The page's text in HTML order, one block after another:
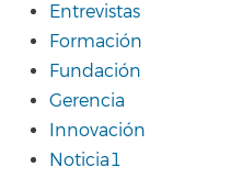
Entrevistas
Formación
Fundación
Gerencia
Innovación
Noticia1